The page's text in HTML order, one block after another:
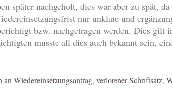
später nachgeholt, dies war aber zu spät,
nur unklare und
bzw. nachgetragen werden. Dies gilt
musste all dies auch bekannt sein,
an Wiedereinsetzungsantrag, verlorener Schriftsatz,